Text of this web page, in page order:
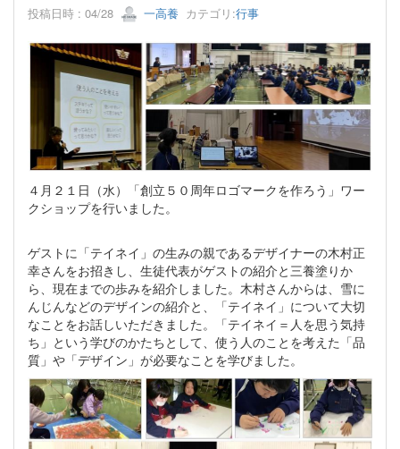
投稿日時 : 04/28 一高養 カテゴリ:行事
４月２１日（水）「創立５０周年ロゴマークを作ろう」ワー
クショップを行いました。
ゲストに「テイネイ」の生みの親であるデザイナーの木村正
幸さんをお招きし、生徒代表がゲストの紹介と三養塗りか
ら、現在までの歩みを紹介しました。木村さんからは、雪に
んじんなどのデザインの紹介と、「テイネイ」について大切
なことをお話しいただきました。「テイネイ＝人を思う気持
ち」という学びのかたちとして、使う人のことを考えた「品
質」や「デザイン」が必要なことを学びました。